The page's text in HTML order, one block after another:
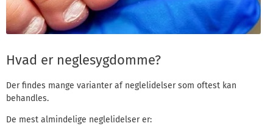
Hvad er neglesygdomme?
Der findes mange varianter af neglelidelser som oftest kan
behandles.
De mest almindelige neglelidelser er: